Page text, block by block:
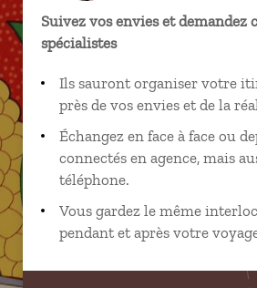
Suivez vos envies et demandez
spécialistes
Ils sauront organiser votre
près de vos envies et de la
Échangez en face à face ou
connectés en agence, mais
téléphone.
Vous gardez le même
pendant et après votre